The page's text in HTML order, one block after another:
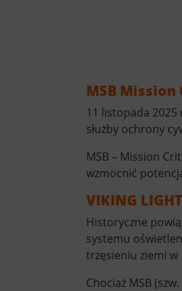
MSB
11 listopada 2025
służby ochrony
MSB – Mission
wzmocnić
VIKING
Historyczne
systemu
trzęsieniu ziemi w
Chociaż MSB (szw.